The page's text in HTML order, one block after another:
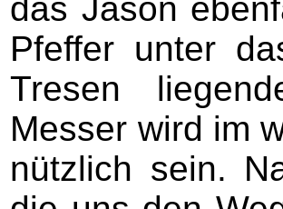
das Jason
Pfeffer unter
Tresen
Messer wird im
nützlich sein.